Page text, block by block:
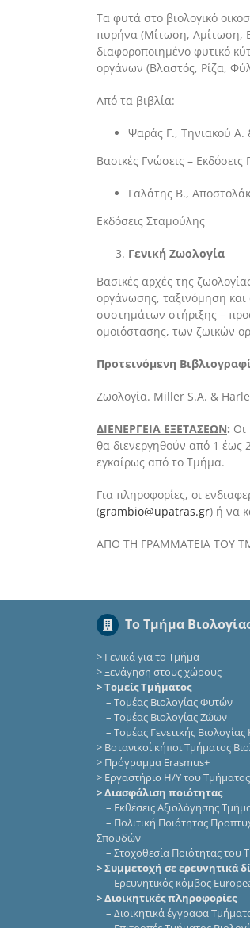
Τα φυτά στο βιολογικό
πυρήνα (Μίτωση, Αμίτωση,
διαφοροποιημένο φυτικό
οργάνων (Βλαστός, Ρίζα,
Από τα βιβλία:
Ψαράς Γ., Τηνιακού Α.
Βασικές Γνώσεις –
Γαλάτης Β.,
Εκδόσεις Σταμούλης
Γενική Ζωολογία
Βασικές αρχές της
οργάνωσης, ταξινόμηση
συστημάτων στήριξης –
ομοιόστασης, των ζωικών
Προτεινόμενη
Ζωολογία. Miller S.A. &
ΔΙΕΝΕΡΓΕΙΑ ΕΞΕΤΑΣΕΩΝ: Οι
θα διενεργηθούν από 1 έως
εγκαίρως από το Τμήμα.
Για πληροφορίες, οι
(grambio@upatras.gr) ή να
ΑΠΟ ΤΗ ΓΡΑΜΜΑΤΕΙΑ ΤΟΥ
Το Τμήμα
> Γενικά για το Τμήμα
>Ξενάγηση στους χώρους
> Τομείς Τμήματος
– Τομέας Βιολογίας Φυτών
– Τομέας Βιολογίας Ζώων
– Τομέας Γενετικής
> Βοτανικοί κήποι Τμήματος
> Πρόγραμμα Erasmus+
> Εργαστήριο Η/Υ του Τμήματος
> Διασφάλιση ποιότητας
– Εκθέσεις Αξιολόγησης
– Πολιτική Ποιότητας
Σπουδών
– Στοχοθεσία Ποιότητας του
> Συμμετοχή σε ερευνητικά
– Eρευνητικός κόμβος
> Διοικητικές πληροφορίες
– Διοικητικά έγγραφα